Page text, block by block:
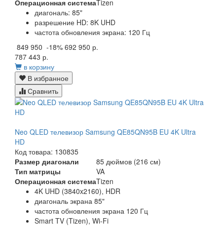
Операционная системаTizen
диагональ: 85"
разрешение HD: 8K UHD
частота обновления экрана: 120 Гц
849 950 -18% 692 950 р.
787 443 р.
в корзину
В избранное
Сравнить
Neo QLED телевизор Samsung QE85QN95B EU 4K Ultra
HD
Код товара: 130835
Размер диагонали
85 дюймов (216 см)
Тип матрицы
VA
Операционная системаTizen
4K UHD (3840x2160), HDR
диагональ экрана 85"
частота обновления экрана 120 Гц
Smart TV (Tizen), Wi-Fi